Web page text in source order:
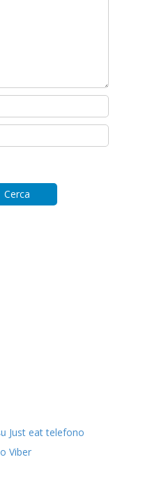
Just eat telefono
Viber